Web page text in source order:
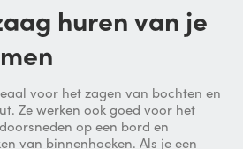
voor het zagen van bochten en
Ze werken ook goed voor het
op een bord en
van binnenhoeken. Als je een